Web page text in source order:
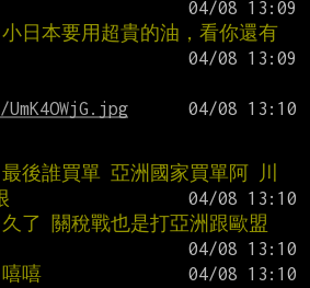
日本要用超貴的油，看你還有
後誰買單 亞洲國家買單阿 川
了 關稅戰也是打亞洲跟歐盟
嘻